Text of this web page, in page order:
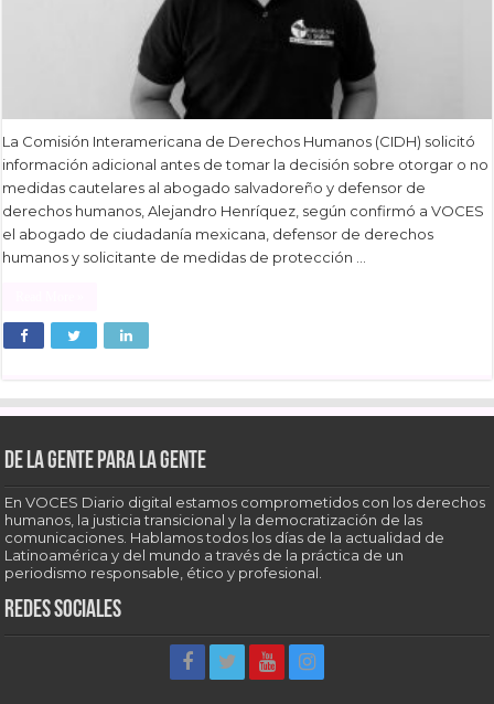
La Comisión Interamericana de Derechos Humanos (CIDH) solicitó
información adicional antes de tomar la decisión sobre otorgar o no
medidas cautelares al abogado salvadoreño y defensor de
derechos humanos, Alejandro Henríquez, según confirmó a VOCES
el abogado de ciudadanía mexicana, defensor de derechos
humanos y solicitante de medidas de protección …
De la gente para la gente
En VOCES Diario digital estamos comprometidos con los derechos
humanos, la justicia transicional y la democratización de las
comunicaciones. Hablamos todos los días de la actualidad de
Latinoamérica y del mundo a través de la práctica de un
periodismo responsable, ético y profesional.
Redes sociales